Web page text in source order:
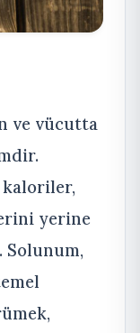
ve vücutta
yerine